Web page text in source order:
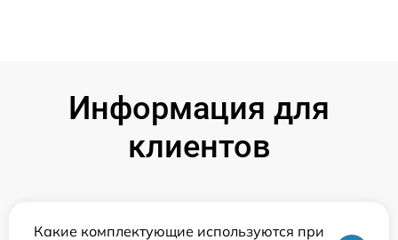
Информация для
клиентов
Какие комплектующие используются при